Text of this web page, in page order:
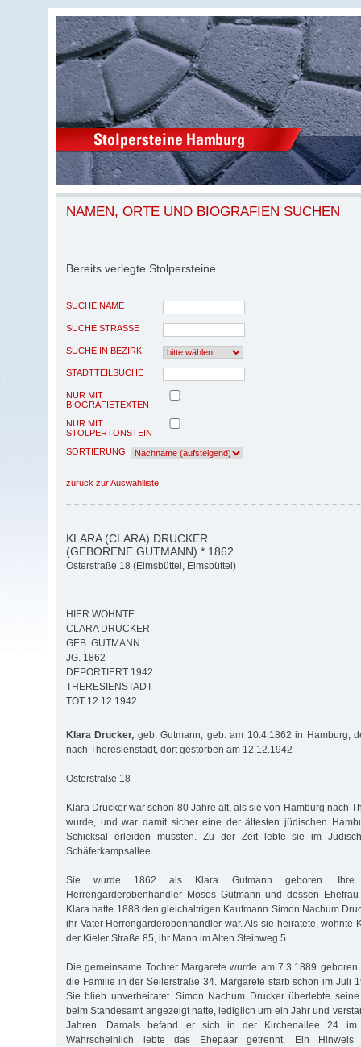
NAMEN, ORTE UND BIOGRAFIEN SUCHEN
Bereits verlegte Stolpersteine
SUCHE NAME
SUCHE STRASSE
SUCHE IN BEZIRK
STADTTEILSUCHE
NUR MIT
BIOGRAFIETEXTEN
NUR MIT
STOLPERTONSTEIN
SORTIERUNG
zurück zur Auswahlliste
KLARA (CLARA) DRUCKER
(GEBORENE GUTMANN) * 1862
Osterstraße 18 (Eimsbüttel, Eimsbüttel)
HIER WOHNTE
CLARA DRUCKER
GEB. GUTMANN
JG. 1862
DEPORTIERT 1942
THERESIENSTADT
TOT 12.12.1942
Klara Drucker, geb. Gutmann, geb. am 10.4.1862 in Hamburg,
nach Theresienstadt, dort gestorben am 12.12.1942
Osterstraße 18
Klara Drucker war schon 80 Jahre alt, als sie von Hamburg nach
wurde, und war damit sicher eine der ältesten jüdischen
Schicksal erleiden mussten. Zu der Zeit lebte sie im
Schäferkampsallee.
Sie wurde 1862 als Klara Gutmann geboren.
Herrengarderobenhändler Moses Gutmann und dessen
Klara hatte 1888 den gleichaltrigen Kaufmann Simon Nachum
ihr Vater Herrengarderobenhändler war. Als sie heiratete, wohnte
der Kieler Straße 85, ihr Mann im Alten Steinweg 5.
Die gemeinsame Tochter Margarete wurde am 7.3.1889
die Familie in der Seilerstraße 34. Margarete starb schon im Juli
Sie blieb unverheiratet. Simon Nachum Drucker überlebte
beim Standesamt angezeigt hatte, lediglich um ein Jahr und
Jahren. Damals befand er sich in der Kirchenallee 24 im
Wahrscheinlich lebte das Ehepaar getrennt. Ein